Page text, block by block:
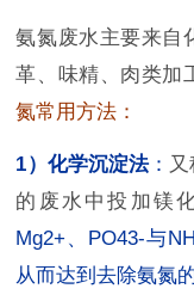
氨氮废水主要来自
革、味精、肉类加
氮常用方法：
1）化学沉淀法：
的废水中投加镁
Mg2+、PO43-与
从而达到去除氨氮